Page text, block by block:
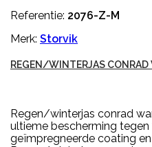
Referentie: 2076-Z-M
Merk: Storvik
REGEN/WINTERJAS CONRAD
Regen/winterjas conrad
ultieme bescherming
geïmpregneerde coating